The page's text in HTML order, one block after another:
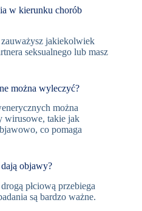
w kierunku chorób
zauważysz jakiekolwiek
seksualnego lub masz
można wyleczyć?
można
wirusowe, takie jak
co pomaga
objawy?
płciową przebiega
są bardzo ważne.